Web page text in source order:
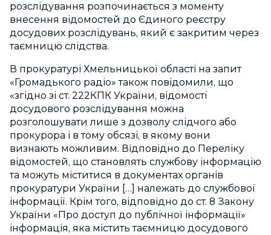
розслідування розпочинається з моменту
внесення відомостей до Єдиного реєстру
досудових розслідувань, який є закритим через
таємницю слідства.
В прокуратурі Хмельницької області на запит
«Громадького радіо» також повідомили, що
«згідно зі ст. 222 КПК України, відомості
досудового розслідування можна
розголошувати лише з дозволу слідчого або
прокурора і в тому обсязі, в якому вони
визнають можливим. Відповідно до Переліку
відомостей, що становлять службову інформацію
та можуть міститися в документах органів
прокуратури України […] належать до службової
інформації. Крім того, відповідно до ст. 8 Закону
України «Про доступ до публічної інформації»
інформація, яка містить таємницю досудового